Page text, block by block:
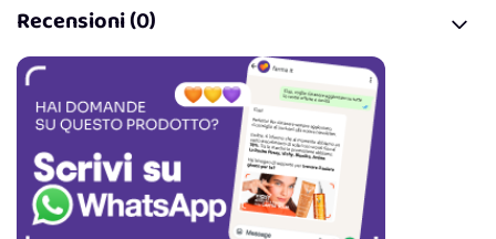
Recensioni (0)